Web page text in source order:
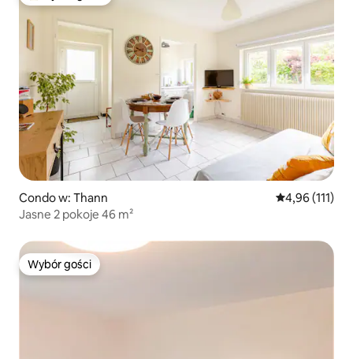
Condo w: Thann Średnia
4,96 (111)
Jasne 2 pokoje 46 m²
Wybór gości
Wybór gości